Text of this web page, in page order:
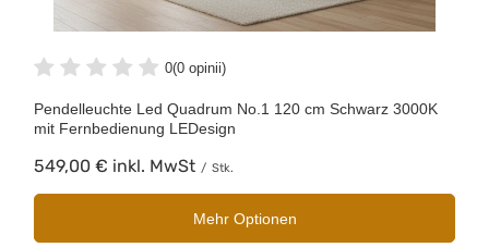
0(0 opinii)
Pendelleuchte Led Quadrum No.1 120 cm Schwarz 3000K
mit Fernbedienung LEDesign
549,00 € inkl. MwSt / Stk.
Mehr Optionen